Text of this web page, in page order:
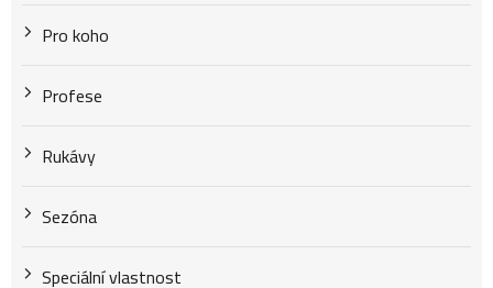
Pro koho
Profese
Rukávy
Sezóna
Speciální vlastnost